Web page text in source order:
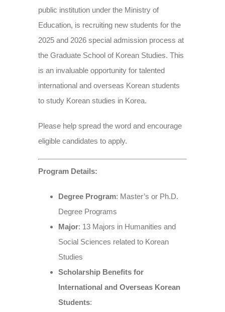
public institution under the Ministry of
Education, is recruiting new students for the
2025 and 2026 special admission process at
the Graduate School of Korean Studies. This
is an invaluable opportunity for talented
international and overseas Korean students
to study Korean studies in Korea.
Please help spread the word and encourage
eligible candidates to apply.
Program Details:
Degree Program: Master’s or Ph.D.
Degree Programs
Major: 13 Majors in Humanities and
Social Sciences related to Korean
Studies
Scholarship Benefits for
International and Overseas Korean
Students: